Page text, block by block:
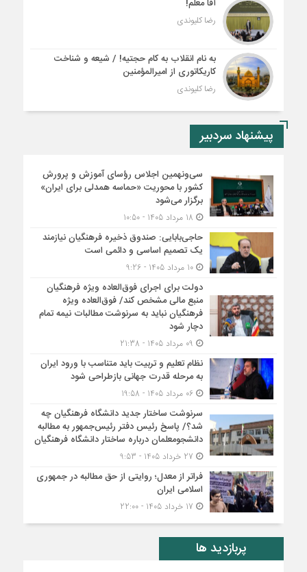
آقا معلم!
رضا کلیوندی
به نام انقلاب به کام حجتیه! / شیعه و شناخت
کاریکاتوری از امیرالمؤمنین
رضا کلیوندی
پیشنهاد سردبیر
سی‌ونهمین اجلاس رؤسای آموزش و پرورش
کشور با محوریت «حماسه همدلی برای ایران»
برگزار می‌شود
حاجی‌بابایی: صندوق ذخیره فرهنگیان نیازمند
یک تصمیم اساسی و دائمی است
10 مرداد 1405 - 9:26
دولت برای اجرای فوق‌العاده ویژه فرهنگیان
منبع مالی مشخص کند/ فوق‌العاده ویژه
فرهنگیان نباید به سرنوشت مطالبات نیمه‌ تمام
دچار شود
نظام تعلیم و تربیت باید متناسب با ورود ایران
به مرحله قدرت جهانی بازطراحی شود
06 مرداد 1405 - 19:58
سرنوشت ساختار جدید دانشگاه فرهنگیان چه
شد؟/ پاسخ رئیس دفتر رئیس‌جمهور به مطالبه
دانشجومعلمان درباره ساختار دانشگاه فرهنگیان
فراتر از معدل؛ روایتی از حق مطالبه در جمهوری
اسلامی ایران
پربازدید ها